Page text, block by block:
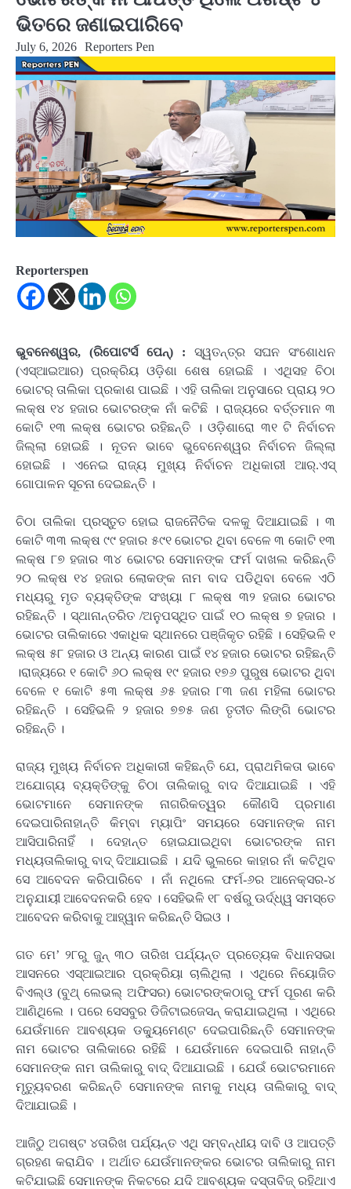
ଭିତରେ ଜଣାଇପାରିବେ
July 6, 2026 Reporters Pen
Reporterspen
ଭୁବନେଶ୍ୱର, (ରିପୋଟର୍ସ ପେନ୍‌) : ସ୍ୱତନ୍ତ୍ର ସଘନ ସଂଶୋଧନ
(ଏସ୍‌ଆଇଆର) ପ୍ରକ୍ରିୟ ଓଡ଼ିଶା ଶେଷ ହୋଇଛି । ଏଥିସହ ଚିଠା
ଭୋଟର୍ ତାଲିକା ପ୍ରକାଶ ପାଇଛି । ଏହି ତାଲିକା ଅନୁସାରେ ପ୍ରାୟ ୨୦
ଲକ୍ଷ ୧୪ ହଜାର ଭୋଟରଙ୍କ ନାଁ କଟିଛି । ରାଜ୍ୟରେ ବର୍ତ୍ତମାନ ୩
କୋଟି ୧୩ ଲକ୍ଷ ଭୋଟର ରହିଛନ୍ତି । ଓଡ଼ିଶାରୋ ୩୧ ଟି ନିର୍ବାଚନ
ଜିଲ୍ଲା ହୋଇଛି । ନୂତନ ଭାବେ ଭୁବେନେଶ୍ୱର ନିର୍ବାଚନ ଜିଲ୍ଲା
ହୋଇଛି । ଏନେଇ ରାଜ୍ୟ ମୁଖ୍ୟ ନିର୍ବାଚନ ଅଧିକାରୀ ଆର୍‌.ଏସ୍
ଗୋପାଳନ ସୂଚନା ଦେଇଛନ୍ତି ।
ଚିଠା ତାଲିକା ପ୍ରସ୍ତୁତ ହୋଇ ରାଜନୈତିକ ଦଳକୁ ଦିଆଯାଇଛି । ୩
କୋଟି ୩୩ ଲକ୍ଷ ୯୯ ହଜାର ୫୯୧ ଭୋଟର ଥିବା ବେଳେ ୩ କୋଟି ୧୩
ଲକ୍ଷ ୮୭ ହଜାର ୩୪ ଭୋଟର ସେମାନଙ୍କ ଫର୍ମ ଦାଖଲ କରିଛନ୍ତି
୨୦ ଲକ୍ଷ ୧୪ ହଜାର ଲୋକଙ୍କ ନାମ ବାଦ ପଡିଥିବା ବେଳେ ଏଠି
ମଧ୍ୟରୁ ମୃତ ବ୍ୟକ୍ତିଙ୍କ ସଂଖ୍ୟା ୮ ଲକ୍ଷ ୩୨ ହଜାର ଭୋଟର
ରହିଛନ୍ତି । ସ୍ଥାନାନ୍ତରିତ /ଅନୁପସ୍ଥିତ ପାଇଁ ୧୦ ଲକ୍ଷ ୭ ହଜାର ।
ଭୋଟର ତାଲିକାରେ ଏକାଧିକ ସ୍ଥାନରେ ପଞ୍ଜିକୃତ ରହିଛି । ସେହିଭଳି ୧
ଲକ୍ଷ ୫୮ ହଜାର ଓ ଅନ୍ୟ କାରଣ ପାଇଁ ୧୪ ହଜାର ଭୋଟର ରହିଛନ୍ତି
।ରାଜ୍ୟରେ ୧ କୋଟି ୬୦ ଲକ୍ଷ ୧୯ ହଜାର ୧୭୬ ପୁରୁଷ ଭୋଟର ଥିବା
ବେଳେ ୧ କୋଟି ୫୩ ଲକ୍ଷ ୬୫ ହଜାର ୮୩ ଜଣ ମହିଳା ଭୋଟର
ରହିଛନ୍ତି । ସେହିଭଳି ୨ ହଜାର ୭୭୫ ଜଣ ତୃତୀତ ଲିଙ୍ଗି ଭୋଟର
ରହିଛନ୍ତି ।
ରାଜ୍ୟ ମୁଖ୍ୟ ନିର୍ବାଚନ ଅଧିକାରୀ କହିଛନ୍ତି ଯେ, ପ୍ରାଥମିକତା ଭାବେ
ଅଯୋଗ୍ୟ ବ୍ୟକ୍ତିଙ୍କୁ ଚିଠା ତାଲିକାରୁ ବାଦ ଦିଆଯାଇଛି । ଏହି
ଭୋଟମାନେ ସେମାନଙ୍କ ନାଗରିକତ୍ୱର କୌଣସି ପ୍ରମାଣ
ଦେଇପାରିନାହାନ୍ତି କିମ୍ବା ମ୍ୟାପିଂ ସମୟରେ ସେମାନଙ୍କ ନାମ
ଆସିପାରିନାହିଁ । ଦେହାନ୍ତ ହୋଇଯାଇଥିବା ଭୋଟରଙ୍କ ନାମ
ମଧ୍ୟତାଲିକାରୁ ବାଦ୍ ଦିଆଯାଇଛି । ଯଦି ଭୁଲରେ କାହାର ନାଁ କଟିଥିବ
ସେ ଆବେଦନ କରିପାରିବେ । ନାଁ ନଥିଲେ ଫର୍ମ-୬ର ଆନେକ୍ସର-୪
ଅନୁଯାୟୀ ଆବେଦନକରି ହେବ । ସେହିଭଳି ୧୮ ବର୍ଷରୁ ଊର୍ଦ୍ଧ୍ୱ ସମସ୍ତେ
ଆବେଦନ କରିବାକୁ ଆହ୍ୱାନ କରିଛନ୍ତି ସିଇଓ ।
ଗତ ମେ’ ୨୮ରୁ ଜୁନ୍ ୩୦ ତାରିଖ ପର୍ଯ୍ୟନ୍ତ ପ୍ରତ୍ୟେକ ବିଧାନସଭା
ଆସନରେ ଏସ୍‌ଆଇଆର ପ୍ରକ୍ରିୟା ଚାଲିଥିଲା । ଏଥିରେ ନିୟୋଜିତ
ବିଏଲ୍‌ଓ (ବୁଥ୍ ଲେଭଲ୍ ଅଫିସର) ଭୋଟରଙ୍କଠାରୁ ଫର୍ମ ପୂରଣ କରି
ଆଣିଥିଲେ । ପରେ ସେସବୁର ଡିଜିଟାଇଜେସନ୍ କରାଯାଇଥିଲା । ଏଥିରେ
ଯେଉଁମାନେ ଆବଶ୍ୟକ ଡକ୍ୟୁମେଣ୍ଟ ଦେଇପାରିଛନ୍ତି ସେମାନଙ୍କ
ନାମ ଭୋଟର ତାଲିକାରେ ରହିଛି । ଯେଉଁମାନେ ଦେଇପାରି ନାହାନ୍ତି
ସେମାନଙ୍କ ନାମ ତାଲିକାରୁ ବାଦ୍ ଦିଆଯାଇଛି । ଯେଉଁ ଭୋଟରମାନେ
ମୃତ୍ୟୁବରଣ କରିଛନ୍ତି ସେମାନଙ୍କ ନାମକୁ ମଧ୍ୟ ତାଲିକାରୁ ବାଦ୍
ଦିଆଯାଇଛି ।
ଆଜିଠୁ ଅଗଷ୍ଟ ୪ତାରିଖ ପର୍ଯ୍ୟନ୍ତ ଏଥି ସମ୍ବନ୍ଧୀୟ ଦାବି ଓ ଆପତ୍ତି
ଗ୍ରହଣ କରାଯିବ । ଅର୍ଥାତ ଯେଉଁମାନଙ୍କର ଭୋଟର ତାଲିକାରୁ ନାମ
କଟିଯାଇଛି ସେମାନଙ୍କ ନିକଟରେ ଯଦି ଆବଶ୍ୟକ ଦସ୍ତାବିଜ୍ ରହିଥାଏ